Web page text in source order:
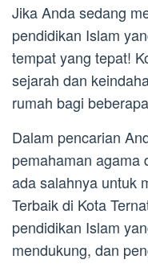
Jika Anda sedang
pendidikan Islam
tempat yang tepat!
sejarah dan
rumah bagi
Dalam pencarian
pemahaman agama
ada salahnya untuk
Terbaik di Kota
pendidikan Islam
mendukung, dan